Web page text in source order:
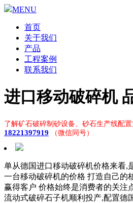
MENU
首页
关于我们
产品
工程案例
联系我们
进口移动破碎机
了解矿石破碎制砂设备、砂石生产线配置
18221397919 （微信同号）
单从德国进口移动破碎机价格来看,
一台移动破碎机的价格 打造自己的
赢得客户 价格始终是消费者的关注
流动式破碎石子机顺利投产,配置德